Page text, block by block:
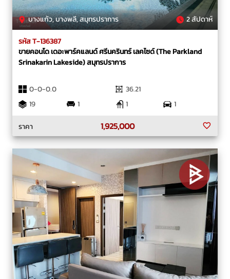
บางแก้ว, บางพลี, สมุทรปราการ 2 สัปดาห์
รหัส T-136387
ขายคอนโด เดอะพาร์คแลนด์ ศรีนครินทร์ เลคไซด์ (The Parkland
Srinakarin Lakeside) สมุทรปราการ
0-0-0.0
36.21
19
1 1
1
ราคา
1,925,000